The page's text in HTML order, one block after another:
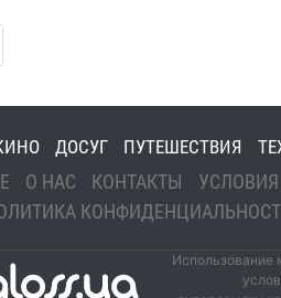
ДОСУГ ПУТЕШЕСТВИЯ
О НАС КОНТАКТЫ
УСЛОВИЯ
Использование